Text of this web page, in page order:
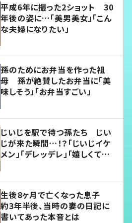
平成6年に撮った2ショット 30
年後の姿に…「美男美女」「こん
な夫婦になりたい」
孫のためにお弁当を作った祖
母 孫が絶賛したお弁当に「美
味しそう」「お弁当すごい」
じいじを駅で待つ孫たち じい
じが来た瞬間…！？「じいじイケ
メン」「デレッデレ」「嬉しくて可
生後8ヶ月で亡くなった息子
約3年半後、当時の妻の日記に
書いてあった本音とは